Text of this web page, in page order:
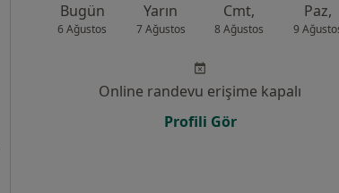
Bugün
6 Ağustos
Yarın
7 Ağustos
Cmt,
8 Ağustos
Paz,
9
Online randevu erişime kapalı
Profili Gör